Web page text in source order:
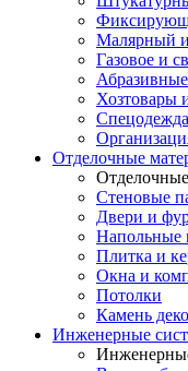
Малярный
Газовое и
Хозтовары
Отделочные
Стеновые
Двери и
Напольные
Плитка и
Окна и
Потолки
Камень
Инженерные